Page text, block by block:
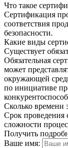
Что такое
Сертификация
соответствия
безопасности.
Какие виды
Существует
Обязательная
может
окружающей
по инициативе
Сколько времени
Срок проведения
сложности
Получить
Ваше имя: